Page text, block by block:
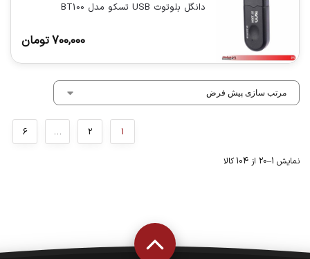
دانگل بلوتوث USB تسکو مدل BT100
700,000تومان
نمایش 1–20 از 104 کالا
1
2
…
6